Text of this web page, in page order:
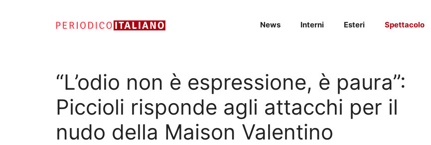
News Interni Esteri Spettacolo
“L’odio non è espressione, è paura”:
Piccioli risponde agli attacchi per il
nudo della Maison Valentino